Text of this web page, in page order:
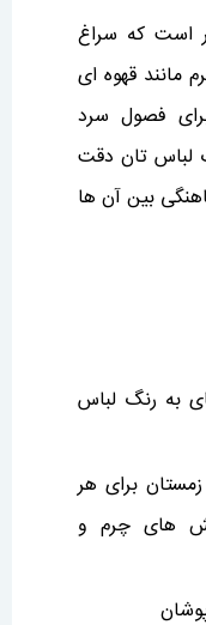
است که سراغ
مانند قهوه ای
فصول سرد
لباس تان دقت
بین آن ها
به رنگ لباس
برای هر
های چرم و